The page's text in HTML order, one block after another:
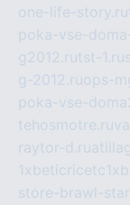
one-life-story.ru
poka-vse-
g2012.rutst-1.ru
g-2012.ruops-
poka-vse-
tehosmotre.ru
raytor-d.ru
store-brawl-